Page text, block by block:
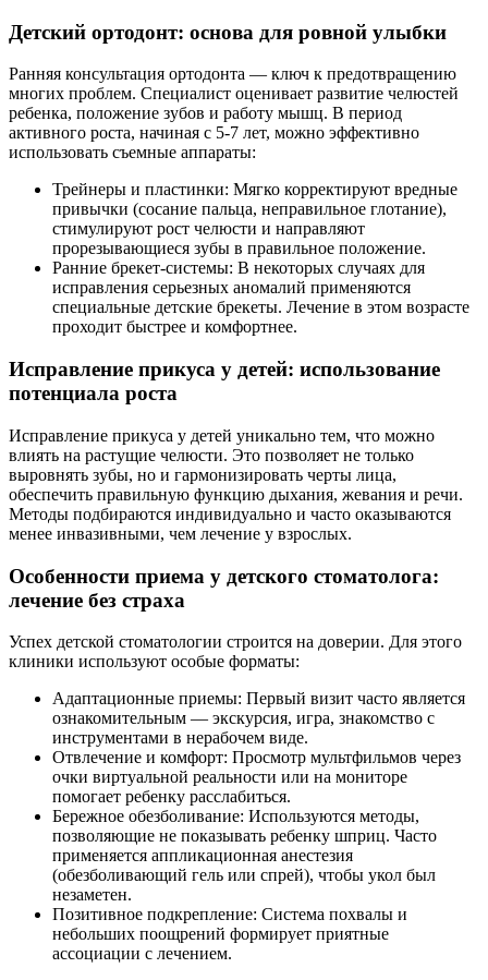
Детский ортодонт: основа для ровной улыбки
Ранняя консультация ортодонта — ключ к предотвращению
многих проблем. Специалист оценивает развитие челюстей
ребенка, положение зубов и работу мышц. В период
активного роста, начиная с 5-7 лет, можно эффективно
использовать съемные аппараты:
Трейнеры и пластинки: Мягко корректируют вредные
привычки (сосание пальца, неправильное глотание),
стимулируют рост челюсти и направляют
прорезывающиеся зубы в правильное положение.
Ранние брекет-системы: В некоторых случаях для
исправления серьезных аномалий применяются
специальные детские брекеты. Лечение в этом возрасте
проходит быстрее и комфортнее.
Исправление прикуса у детей: использование
потенциала роста
Исправление прикуса у детей уникально тем, что можно
влиять на растущие челюсти. Это позволяет не только
выровнять зубы, но и гармонизировать черты лица,
обеспечить правильную функцию дыхания, жевания и речи.
Методы подбираются индивидуально и часто оказываются
менее инвазивными, чем лечение у взрослых.
Особенности приема у детского стоматолога:
лечение без страха
Успех детской стоматологии строится на доверии. Для этого
клиники используют особые форматы:
Адаптационные приемы: Первый визит часто является
ознакомительным — экскурсия, игра, знакомство с
инструментами в нерабочем виде.
Отвлечение и комфорт: Просмотр мультфильмов через
очки виртуальной реальности или на мониторе
помогает ребенку расслабиться.
Бережное обезболивание: Используются методы,
позволяющие не показывать ребенку шприц. Часто
применяется аппликационная анестезия
(обезболивающий гель или спрей), чтобы укол был
незаметен.
Позитивное подкрепление: Система похвалы и
небольших поощрений формирует приятные
ассоциации с лечением.